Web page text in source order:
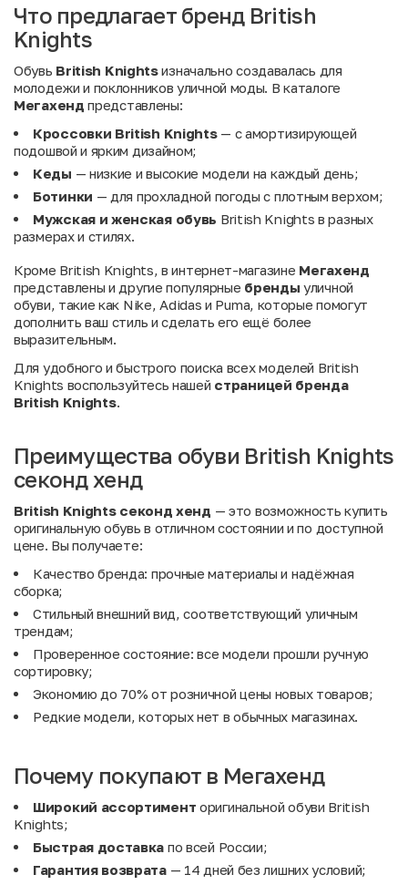
Что предлагает бренд British
Knights
Обувь British Knightsизначально создавалась для
молодежи и поклонников уличной моды. В каталоге
Мегахенд представлены:
Кроссовки British Knights— с амортизирующей
подошвой и ярким дизайном;
Кеды — низкие и высокие модели на каждый день;
Ботинки — для прохладной погоды с плотным верхом;
Мужская и женская обувь British Knights в разных
размерах и стилях.
Кроме British Knights, в интернет-магазине Мегахенд
представлены и другие популярные бренды уличной
обуви, такие как Nike Adidas и Puma , которые помогут
дополнить ваш стиль и сделать его ещё более
выразительным.
Для удобного и быстрого поиска всех моделей British
Knights воспользуйтесь нашей страницей бренда
British Knights.
Преимущества обуви British Knights
секонд хенд
British Knights секонд хенд — это возможность купить
оригинальную обувь в отличном состоянии и по доступной
цене. Вы получаете:
Качество бренда: прочные материалы и надёжная
сборка;
Стильный внешний вид, соответствующий уличным
трендам;
Проверенное состояние: все модели прошли ручную
сортировку;
Экономию до 70% от розничной цены новых товаров;
Редкие модели, которых нет в обычных магазинах.
Почему покупают в Мегахенд
Широкий ассортимент оригинальной обуви British
Knights;
Быстрая доставка по всей России;
Гарантия возврата— 14 дней без лишних условий;